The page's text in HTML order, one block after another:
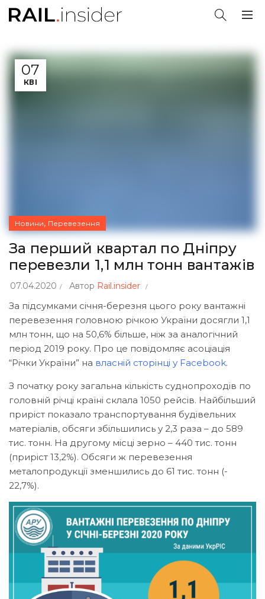
07
КВІ
Новини, Перевезення
За перший квартал по Дніпру
перевезли 1,1 млн тонн вантажів
07.04.2020 Автор Rail.insider
За підсумками січня-березня цього року вантажні
перевезення головною річкою України досягли 1,1
млн тонн, що на 50,6% більше, ніж за аналогічний
період 2019 року. Про це повідомляє асоціація
“Річки України” на власній сторінці у Facebook.
З початку року загальна кількість суднопроходів по
головній річці країні склала 1050 рейсів. Найбільший
приріст показало транспортування будівельних
матеріалів, обсяги збільшились у 2,3 раза – до 589
тис. тонн. На другому місці зерно – 440 тис. тонн
(приріст 13,2%). Обсяги ж перевезення
металопродукції зменшились до 61 тис. тонн (-
22,7%).